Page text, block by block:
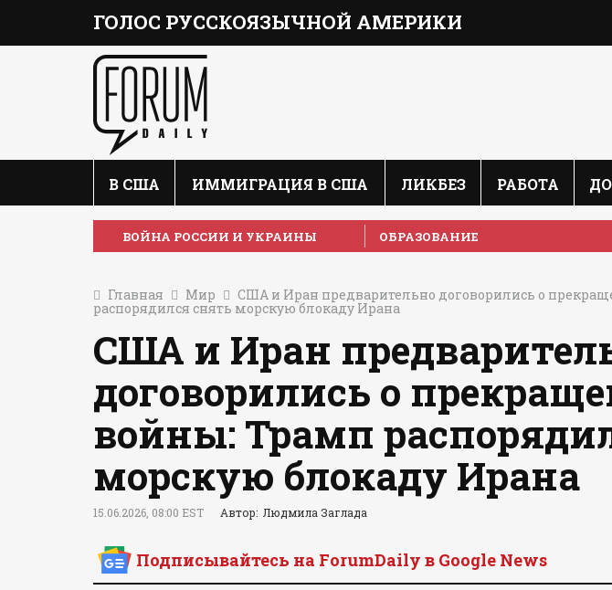
ГОЛОС РУССКОЯЗЫЧНОЙ АМЕРИКИ
В США ИММИГРАЦИЯ В США ЛИКБЕЗ РАБОТА
ВОЙНА РОССИИ И УКРАИНЫ ОБРАЗОВАНИЕ
Главная Мир США и Иран предварительно договорились о
распорядился снять морскую блокаду Ирана
США и Иран
договорились о
войны: Трамп
морскую блокаду Ирана
15.06.2026, 08:00 EST Автор: Людмила Заглада
Подписывайтесь на ForumDaily в Google News